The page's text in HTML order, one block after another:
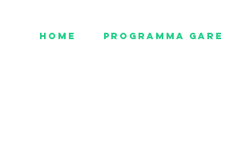
Home Programma gare